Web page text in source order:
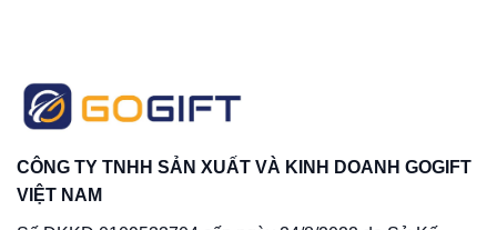
CÔNG TY TNHH SẢN XUẤT VÀ KINH DOANH GOGIFT
VIỆT NAM